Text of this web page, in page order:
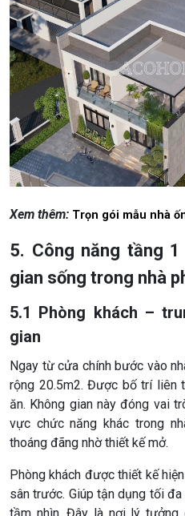
Xem thêm: Trọn gói mẫu nhà
5. Công năng tầng
gian sống trong nhà
5.1 Phòng khách –
gian
Ngay từ cửa chính bước vào
rộng 20.5m2. Được bố trí liên
ăn. Không gian này đóng vai
vực chức năng khác trong
thoáng đãng nhờ thiết kế mở.
Phòng khách được thiết kế
sân trước. Giúp tận dụng tối